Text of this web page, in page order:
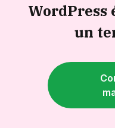
WordPress
un